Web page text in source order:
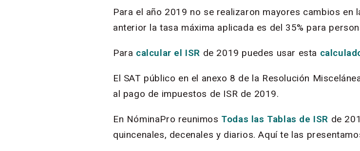
Para el año 2019 no se realizaron mayores cambios en
anterior la tasa máxima aplicada es del 35% para
Para calcular el ISR de 2019 puedes usar esta
El SAT público en el anexo 8 de la Resolución
al pago de impuestos de ISR de 2019.
En NóminaPro reunimos Todas las Tablas de ISR de
quincenales, decenales y diarios. Aquí te las